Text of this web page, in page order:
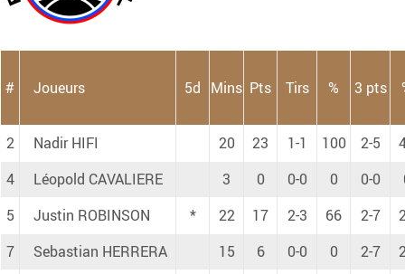
# Joueurs 5d Mins Pts Tirs % 3 pts
2 Nadir HIFI 20 23 1-1 100 2-5
4
Léopold CAVALIERE 3 0 0-0 0 0-0
5
Justin ROBINSON * 22 17 2-3 66 2-7
7
Sebastian HERRERA 15 6 0-0 0 2-7